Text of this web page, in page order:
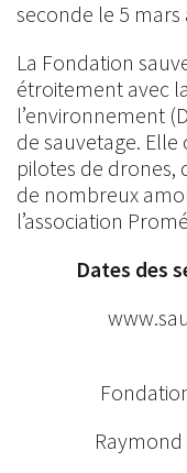
seconde le 5
La Fondation
étroitement avec
l’environnement
de sauvetage.
pilotes de drones,
de nombreux
l’association
Dates des